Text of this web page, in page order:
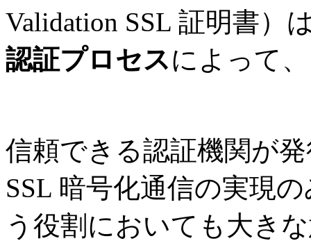
Validation SSL 証明書）
認証プロセスによって
信頼できる認証機関が
SSL 暗号化通信の実現
う役割においても大き